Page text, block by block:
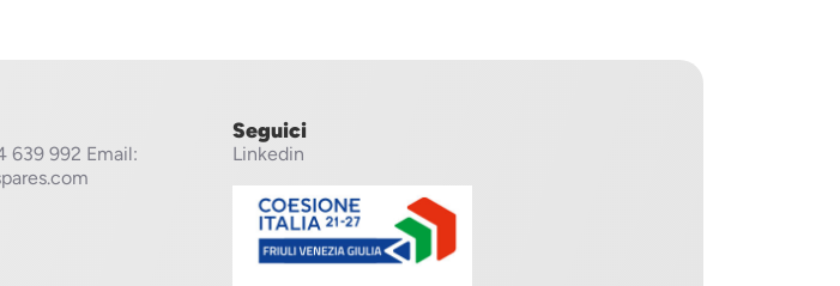
639 992 Email:
Seguici
Linkedin